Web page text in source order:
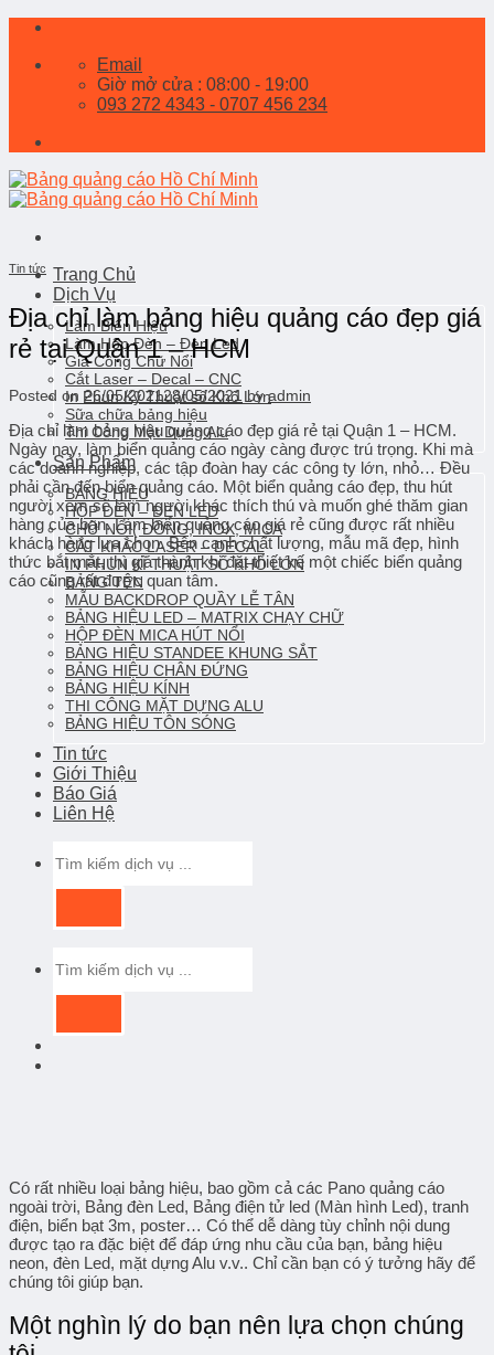
Skip
content
Email
Giờ mở cửa : 08:00 - 19:00
093 272 4343 - 0707 456 234
Trang Chủ
Dịch Vụ
Làm Biển Hiệu
Làm Hộp Đèn – Đèn Led
Gia Công Chữ Nổi
Cắt Laser – Decal – CNC
In Phun Kỹ Thuật số Khổ Lớn
Sữa chữa bảng hiệu
Thi Công Mặt Dựng Alu
Sản Phẩm
BẢNG HIỆU
HỘP ĐÈN – ĐÈN LED
CHỮ NỔI( ĐỒNG, INOX, MICA
CẮT KHẮC LASER – DECAL
IN PHUN KĨ THUẬT SỐ KHỔ LỚN
BẢNG TÊN
MẪU BACKDROP QUẦY LỄ TÂN
BẢNG HIỆU LED – MATRIX CHẠY CHỮ
HỘP ĐÈN MICA HÚT NỔI
BẢNG HIỆU STANDEE KHUNG SẮT
BẢNG HIỆU CHÂN ĐỨNG
BẢNG HIỆU KÍNH
THI CÔNG MẶT DỰNG ALU
BẢNG HIỆU TÔN SÓNG
Tin tức
Giới Thiệu
Báo Giá
Liên Hệ
kiếm:
kiếm:
Tin tức
Địa chỉ làm bảng hiệu quảng cáo đẹp giá
rẻ tại Quận 1 – HCM
Posted on 26/05/202128/05/2021 byadmin
Địa chỉ làm bảng hiệu quảng cáo đẹp giá rẻ tại Quận 1 – HCM.
Ngày nay, làm biển quảng cáo ngày càng được trú trọng. Khi mà
các doanh nghiệp, các tập đoàn hay các công ty lớn, nhỏ… Đều
phải cần đến biển quảng cáo. Một biển quảng cáo đẹp, thu hút
người xem sẽ làm người khác thích thú và muốn ghé thăm gian
hàng của bạn. Làm biển quảng cáo giá rẻ cũng được rất nhiều
khách hàng lựa chọn. Bên cạnh chất lượng, mẫu mã đẹp, hình
thức bắt mắt, thì giá thành khi đặt thiết kế một chiếc biển quảng
cáo cũng rất được quan tâm.
Có rất nhiều loại bảng hiệu, bao gồm cả các Pano quảng cáo
ngoài trời, Bảng đèn Led, Bảng điện tử led (Màn hình Led), tranh
điện, biển bạt 3m, poster… Có thể dễ dàng tùy chỉnh nội dung
được tạo ra đặc biệt để đáp ứng nhu cầu của bạn, bảng hiệu
neon, đèn Led, mặt dựng Alu v.v.. Chỉ cần bạn có ý tưởng hãy để
chúng tôi giúp bạn.
Một nghìn lý do bạn nên lựa chọn chúng